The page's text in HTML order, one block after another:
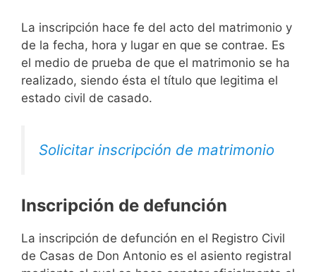
La inscripción hace fe del acto del matrimonio y
de la fecha, hora y lugar en que se contrae. Es
el medio de prueba de que el matrimonio se ha
realizado, siendo ésta el título que legitima el
estado civil de casado.
Solicitar inscripción de matrimonio
Inscripción de defunción
La inscripción de defunción en el Registro Civil
de Casas de Don Antonio es el asiento registral